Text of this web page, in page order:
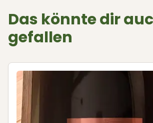
Das könnte dir
gefallen